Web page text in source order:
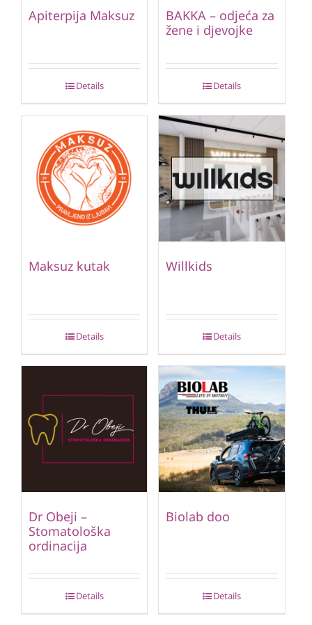
Apiterpija Maksuz
Details
BAKKA – odjeća za
žene i djevojke
Details
Maksuz kutak
Details
Willkids
Details
Dr Obeji –
Stomatološka
ordinacija
Details
Biolab doo
Details